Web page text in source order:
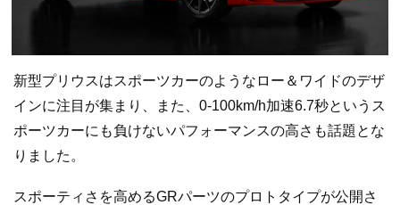
新型プリウスはスポーツカーのようなロー＆ワイドのデザ
インに注目が集まり、また、0-100km/h加速6.7秒というス
ポーツカーにも負けないパフォーマンスの高さも話題とな
りました。
スポーティさを高めるGRパーツのプロトタイプが公開さ